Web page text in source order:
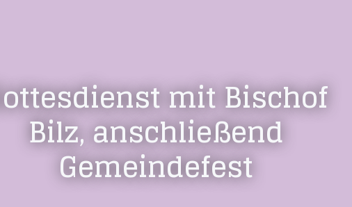
mit Bischof
Bilz, anschließend
Gemeindefest